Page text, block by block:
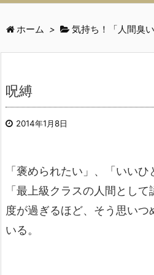
ホーム > 気持ち！「人間臭
呪縛
2014年1月8日
「褒められたい」、「いいひ
「最上級クラスの人間とし
度が過ぎるほど、そう思い
いる。